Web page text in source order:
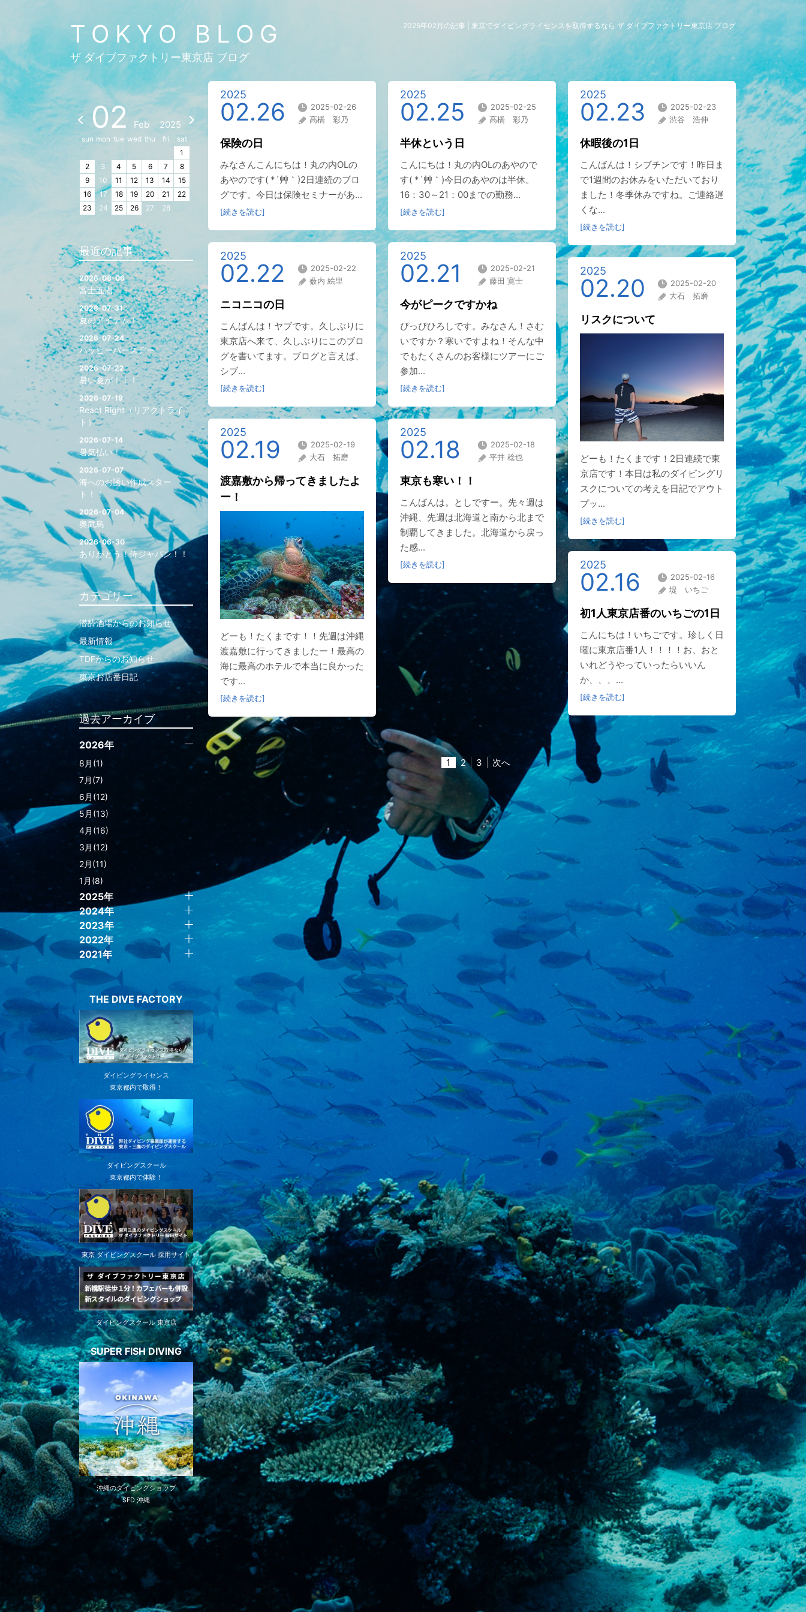
TOKYO BLOG
ザ ダイブファクトリー東京店 ブログ
2025年02月の記事 | 東京でダイビングライセンスを取得するなら ザ ダイブファクトリー東京店 ブログ
2025
02.26
2025-02-26
高橋 彩乃
保険の日
みなさんこんにちは！丸の内OLの
あやのです( *´艸｀)2日連続のブロ
グです。今日は保険セミナーがあ...
[続きを読む]
2025
02.25
2025-02-25
高橋 彩乃
半休という日
こんにちは！丸の内OLのあやので
す( *´艸｀)今日のあやのは半休。
16：30～21：00までの勤務...
[続きを読む]
2025
02.23
2025-02-23
渋谷 浩伸
休暇後の1日
こんばんは！シブチンです！昨日ま
で1週間のお休みをいただいており
ました！冬季休みですね。ご連絡遅
くな...
[続きを読む]
2025
02.22
2025-02-22
薮内 絵里
ニコニコの日
こんばんは！ヤブです。久しぶりに
東京店へ来て、久しぶりにこのブロ
グを書いてます。ブログと言えば、
シブ...
[続きを読む]
2025
02.21
2025-02-21
藤田 寛士
今がピークですかね
ぴっぴひろしです。みなさん！さむ
いですか？寒いですよね！そんな中
でもたくさんのお客様にツアーにご
参加...
[続きを読む]
2025
02.20
2025-02-20
大石 拓磨
リスクについて
どーも！たくまです！2日連続で東
京店です！本日は私のダイビングリ
スクについての考えを日記でアウト
プッ...
[続きを読む]
2025
02.19
2025-02-19
大石 拓磨
渡嘉敷から帰ってきましたよ
ー！
どーも！たくまです！！先週は沖縄
渡嘉敷に行ってきましたー！最高の
海に最高のホテルで本当に良かった
です...
[続きを読む]
2025
02.18
2025-02-18
平井 稔也
東京も寒い！！
こんばんは。としですー。先々週は
沖縄、先週は北海道と南から北まで
制覇してきました。北海道から戻っ
た感...
[続きを読む] 2025
02.16
2025-02-16
堤 いちご
初1人東京店番のいちごの1日
こんにちは！いちごです。珍しく日
曜に東京店番1人！！！！お、おと
いれどうやっていったらいいん
か、、、...
[続きを読む]
1 2 3 次へ
02 Feb 2025
sun mon tue wed thu fri
sat
1
2
3 4 5 6 7
8
9
10 11 12 13 14
15
16
17 18 19 20 21
22
23
24 25 26 27 28
最近の記事
2026-08-06
富士五湖
2026-07-31
夏のアイテム！
2026-07-24
ハッピーバースデー
2026-07-22
暑い夏が！！！
2026-07-19
React Right（リアクトライ
ト）
2026-07-14
暑気払い！
2026-07-07
海へのお誘い作成スター
ト！！
2026-07-04
奥武島
2026-06-30
ありがとう！侍ジャパン！！
カテゴリー
潜酔酒場からのお知らせ
最新情報
TDFからのお知らせ
東京お店番日記
過去アーカイブ
2026年
8月(1)
7月(7)
6月(12)
5月(13)
4月(16)
3月(12)
2月(11)
1月(8)
2025年
2024年
2023年
2022年
2021年
THE DIVE FACTORY
ダイビングライセンス
東京都内で取得！
ダイビングスクール
東京都内で体験！
東京 ダイビングスクール 採用サイト
ダイビングスクール 東京店
SUPER FISH DIVING
沖縄のダイビングショップ
SFD 沖縄